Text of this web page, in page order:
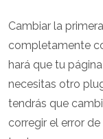
Cambiar la
completamente
hará que tu
necesitas otro
tendrás que
corregir el error